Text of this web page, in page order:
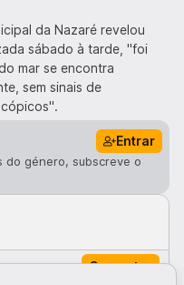
da Nazaré revelou
sábado à tarde, "foi
mar se encontra
sem sinais de
Entrar
do género, subscreve o
Comentar